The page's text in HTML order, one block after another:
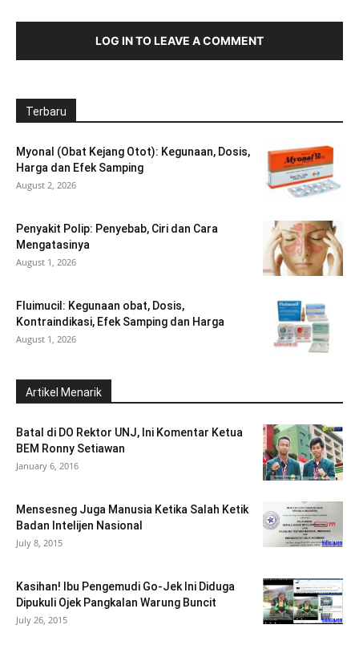
LOG IN TO LEAVE A COMMENT
Terbaru
Myonal (Obat Kejang Otot): Kegunaan, Dosis,
Harga dan Efek Samping
August 2, 2026
Penyakit Polip: Penyebab, Ciri dan Cara
Mengatasinya
August 1, 2026
Fluimucil: Kegunaan obat, Dosis,
Kontraindikasi, Efek Samping dan Harga
August 1, 2026
Artikel Menarik
Batal di DO Rektor UNJ, Ini Komentar Ketua
BEM Ronny Setiawan
January 6, 2016
Mensesneg Juga Manusia Ketika Salah Ketik
Badan Intelijen Nasional
July 8, 2015
Kasihan! Ibu Pengemudi Go-Jek Ini Diduga
Dipukuli Ojek Pangkalan Warung Buncit
July 26, 2015